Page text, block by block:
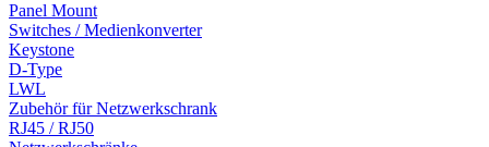
Panel Mount
Switches / Medienkonverter
Keystone
D-Type
LWL
Zubehör für Netzwerkschrank
RJ45 / RJ50